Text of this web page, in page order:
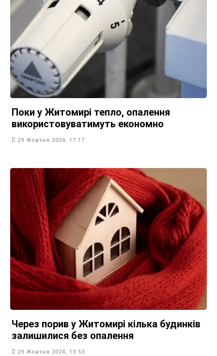
Поки у Житомирі тепло, опалення
використовуватимуть економно
29 Жовтня 2024, 17:17
Через порив у Житомирі кілька будинків
залишилися без опалення
29 Жовтня 2024, 10:53